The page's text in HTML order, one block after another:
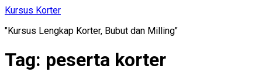
Skip
content
Kursus Korter
"Kursus Lengkap Korter, Bubut dan Milling"
Tag: peserta korter